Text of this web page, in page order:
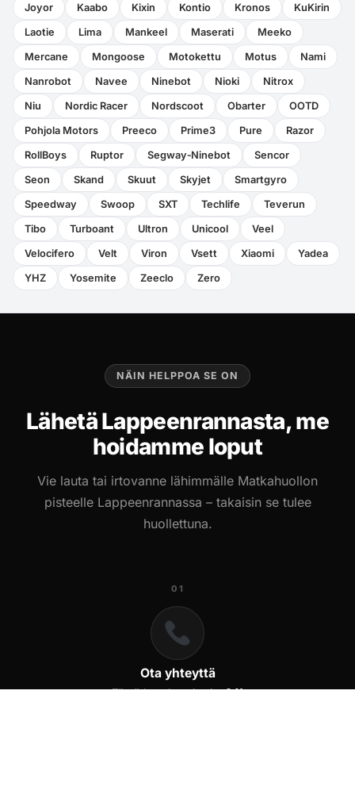
Joyor Kaabo Kixin Kontio Kronos KuKirin
Laotie Lima Mankeel Maserati Meeko
Mercane Mongoose Motokettu Motus Nami
Nanrobot Navee Ninebot Nioki Nitrox
Niu Nordic Racer Nordscoot Obarter OOTD
Pohjola Motors Preeco Prime3 Pure Razor
RollBoys Ruptor Segway‑Ninebot Sencor
Seon Skand Skuut Skyjet Smartgyro
Speedway Swoop SXT Techlife Teverun
Tibo Turboant Ultron Unicool Veel
Velocifero Velt Viron Vsett Xiaomi Yadea
YHZ Yosemite Zeeclo Zero
NÄIN HELPPOA SE ON
Lähetä Lappeenrannasta, me
hoidamme loput
Vie lauta tai irtovanne lähimmälle Matkahuollon
pisteelle Lappeenrannassa – takaisin se tulee
huollettuna.
01
Ota yhteyttä
Täytä lomake tai soita041